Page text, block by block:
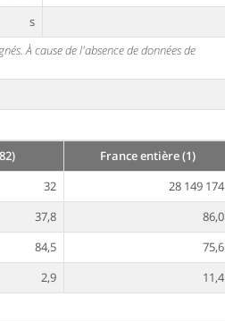
s
À cause de l'absence de données de
France entière (1)
32
28 149 174
37,8
86,0
84,5
75,6
2,9
11,4